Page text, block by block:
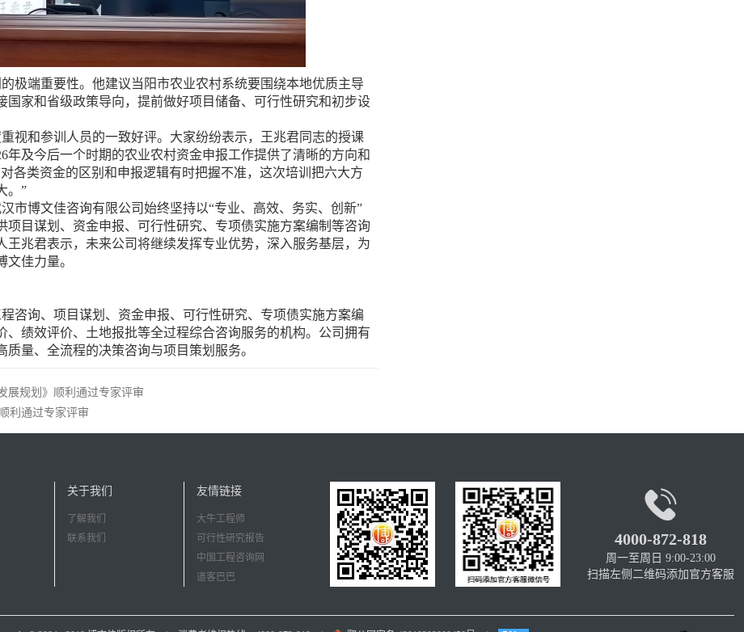
端重要性。他建议当阳市农业农村系统要围绕本地优质主导
家和省级政策导向，提前做好项目储备、可行性研究和初步设
和参训人员的一致好评。大家纷纷表示，王兆君同志的授课
年及今后一个时期的农业农村资金申报工作提供了清晰的方向和
各类资金的区别和申报逻辑有时把握不准，这次培训把六大方
。”
博文佳咨询有限公司始终坚持以“专业、高效、务实、创新”
目谋划、资金申报、可行性研究、专项债实施方案编制等咨询
兆君表示，未来公司将继续发挥专业优势，深入服务基层，为
佳力量。
询、项目谋划、资金申报、可行性研究、专项债实施方案编
绩效评价、土地报批等全过程综合咨询服务的机构。公司拥有
量、全流程的决策咨询与项目策划服务。
展规划》顺利通过专家评审
利通过专家评审
关于我们
了解我们
联系我们
友情链接
大牛工程师
可行性研究报告
中国工程咨询网
道客巴巴

4000-872-818
周一至周日 9:00-23:00
扫描左侧二维码添加官方客服